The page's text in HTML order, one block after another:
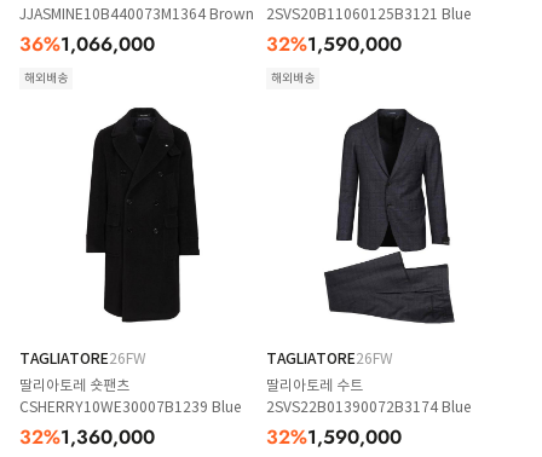
JJASMINE10B440073M1364 Brown
36%1,066,000
해외배송
2SVS20B11060125B3121 Blue
32%1,590,000
해외배송
TAGLIATORE26FW
딸리아토레 숏팬츠
CSHERRY10WE30007B1239 Blue
32%1,360,000
TAGLIATORE26FW
딸리아토레 수트
2SVS22B01390072B3174 Blue
32%1,590,000